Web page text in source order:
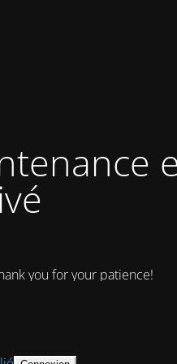
you for your patience!